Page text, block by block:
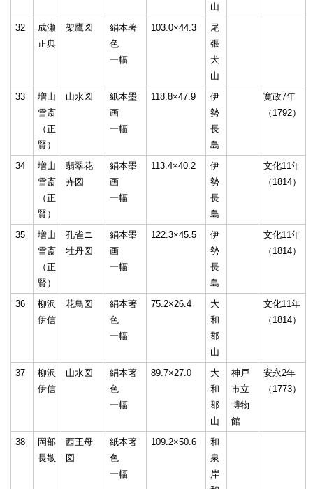
山
32
成瀬
正典
架鷹図
絹本著
色
一幅
103.0×44.3
尾
張
犬
山
33
増山
雪斎
（正
賢）
山水図
紙本墨
画
一幅
118.8×47.9
伊
勢
長
島
寛政7年
（1792）
34
増山
雪斎
（正
賢）
翡翠花
卉図
絹本墨
画
一幅
113.4×40.2
伊
勢
長
島
文化11年
（1814）
35
増山
雪斎
（正
賢）
孔雀ニ
牡丹図
絹本墨
画
一幅
122.3×45.5
伊
勢
長
島
文化11年
（1814）
36
柳沢
伊信
花鳥図
絹本著
色
一幅
75.2×26.4
大
和
郡
山
文化11年
（1814）
37
柳沢
伊信
山水図
絹本著
色
一幅
89.7×27.0
大
和
郡
山
神戸
市立
博物
館
安永2年
（1773）
38
岡部
長敬
西王母
図
紙本著
色
一幅
109.2×50.6
和
泉
岸